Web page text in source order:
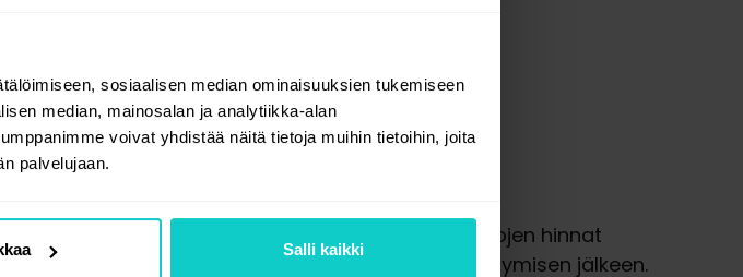
sosiaalisen median ominaisuuksien tukemiseen
median, mainosalan ja analytiikka-alan
voivat yhdistää näitä tietoja muihin tietoihin, joita
palvelujaan.
Salli kaikki
Läpinäkyvyys
Vapaa pääsy koko tietokantaan. Verkkosivustojen hinnat
ja tarjousten yksityiskohdat näkyvät rekisteröitymisen jälkeen.